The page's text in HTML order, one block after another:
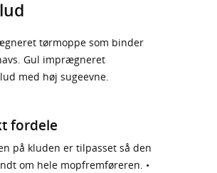
tørmoppe som binder
Gul imprægneret
med høj sugeevne.
fordele
på kluden er tilpasset så den
om hele mopfremføreren. •